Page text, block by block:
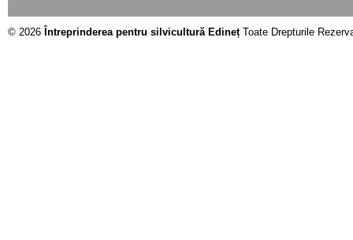
© 2026 Întreprinderea pentru silvicultură EdinețToate Drepturile